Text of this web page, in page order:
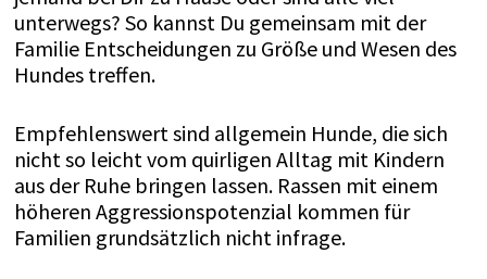
unterwegs? So kannst Du gemeinsam mit der
Familie Entscheidungen zu Größe und Wesen des
Hundes treffen.
Empfehlenswert sind allgemein Hunde, die sich
nicht so leicht vom quirligen Alltag mit Kindern
aus der Ruhe bringen lassen. Rassen mit einem
höheren Aggressionspotenzial kommen für
Familien grundsätzlich nicht infrage.